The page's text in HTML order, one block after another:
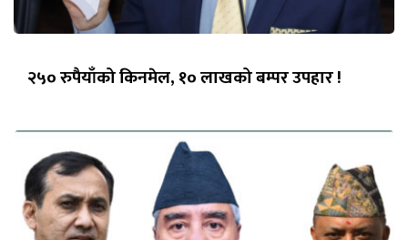
२५० रुपैयाँको किनमेल, १० लाखको बम्पर उपहार !